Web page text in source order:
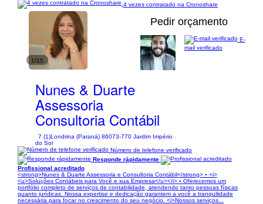
4 vezes contratado na Cronoshare
1/15
Pedir orçamento
Nunes & Duarte
Assessoria
Consultoria Contábil
7 (1)Londrina (Paraná) 86073-770 Jardim Império
do Sol
E-
mail verificado
Número de telefone verificado
Responde rápidamente
Profissional acreditado
<strong>Nunes & Duarte Assessoria e Consultoria Contábil</strong> ▪︎ <i>
<u>Soluções Contábeis para Você e sua Empresa</u></i> ▪︎ Oferecemos um
portfólio completo de serviços de contabilidade, atendendo tanto pessoas físicas
quanto jurídicas. Nossa expertise e dedicação garantem a você a tranquilidade
necessária para focar no crescimento do seu negócio. <i>Nossos serviços...